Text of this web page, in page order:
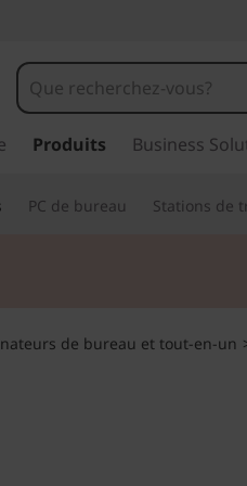
Produits Business
PC de bureau Stations de
item 2 of 2
de bureau et tout-en-un